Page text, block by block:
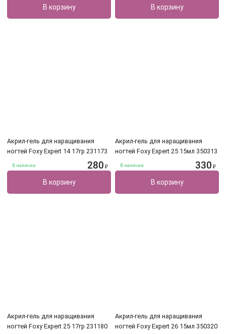
В корзину В корзину
Акрил-гель для наращивания
ногтей Foxy Expert 14 17гр 231173
В наличии 280 ₽
В корзину
Акрил-гель для наращивания
ногтей Foxy Expert 25 15мл 350313
В наличии 330 ₽
В корзину
Акрил-гель для наращивания
ногтей Foxy Expert 25 17гр 231180
Акрил-гель для наращивания
ногтей Foxy Expert 26 15мл 350320